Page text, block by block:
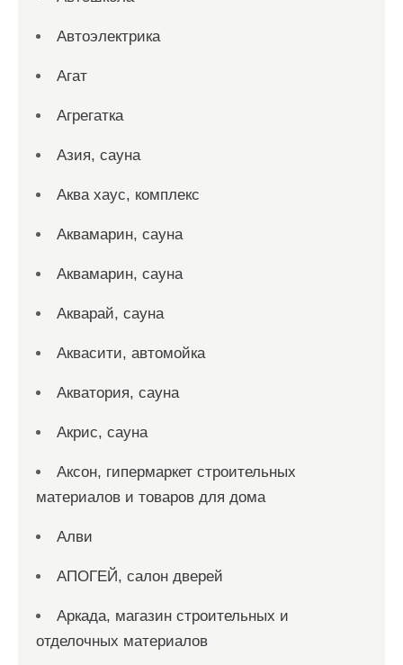
Автоэлектрика
Агат
Агрегатка
Азия, сауна
Аква хаус, комплекс
Аквамарин, сауна
Аквамарин, сауна
Акварай, сауна
Аквасити, автомойка
Акватория, сауна
Акрис, сауна
Аксон, гипермаркет строительных
материалов и товаров для дома
Алви
АПОГЕЙ, салон дверей
Аркада, магазин строительных и
отделочных материалов